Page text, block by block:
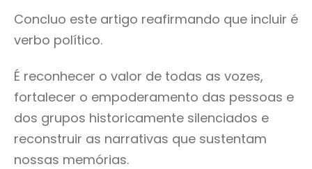
Concluo este artigo reafirmando que incluir é
verbo político.
É reconhecer o valor de todas as vozes,
fortalecer o empoderamento das pessoas e
dos grupos historicamente silenciados e
reconstruir as narrativas que sustentam
nossas memórias.